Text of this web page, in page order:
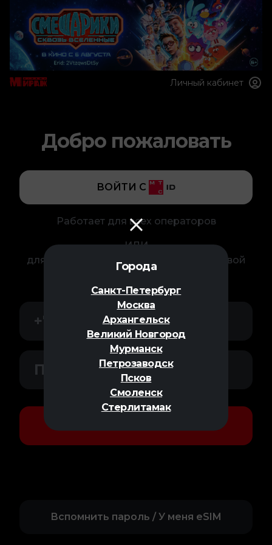
Города
Санкт-Петербург
Москва
Архангельск
Великий Новгород
Мурманск
Петрозаводск
Псков
Смоленск
Стерлитамак
Личный кабинет
Добро пожаловать
ВОЙТИ C
Работает для всех операторов
ИЛИ
для входа в личный кабинет введите свой
номер телефона и пароль
Вспомнить пароль / У меня eSIM